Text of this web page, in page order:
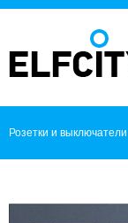
Розетки и выключатели